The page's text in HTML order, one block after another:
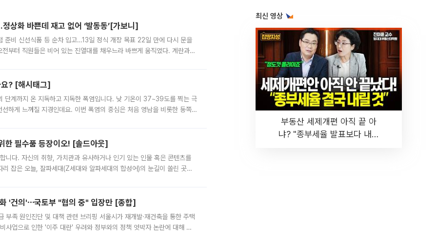
상화 바쁜데 재고 없어 ‘발동동’[가보니]
준비 신선식품 등 순차 입고…13일 정식 개장 목표 22일 만에 다시 문을
부터 직원들은 비어 있는 진열대를 채우느라 바쁘게 움직였다. 계란과
? [해시태그]
단계까지 온 지독하고 지독한 폭염입니다. 낮 기온이 37~39도를 찍는 극
하게 느껴질 지경인데요. 이번 폭염의 중심은 처음 영남을 비롯한 동쪽
한 필수품 등장이오! [솔드아웃]
니다. 자신의 취향, 가치관과 유사하거나 인기 있는 인물 혹은 콘텐츠를
잡은 오늘, 잘파세대(Z세대와 알파세대의 합성어)의 눈길이 쏠린 곳은
'건의'⋯국토부 "협의 중" 입장만 [종합]
부족 원인진단 및 대책 관련 브리핑 서울시가 재개발·재건축을 통한 주택
사업으로 인한 '이주 대란' 우려와 정부와의 정책 엇박자 논란에 대해 정
최신 영상
부동산 세제개편 아직 끝 아
냐? "종부세율 발표보다 내릴